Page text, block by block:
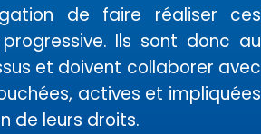
de faire réaliser ces
Ils sont donc au
et doivent collaborer avec
actives et impliquées
de leurs droits.